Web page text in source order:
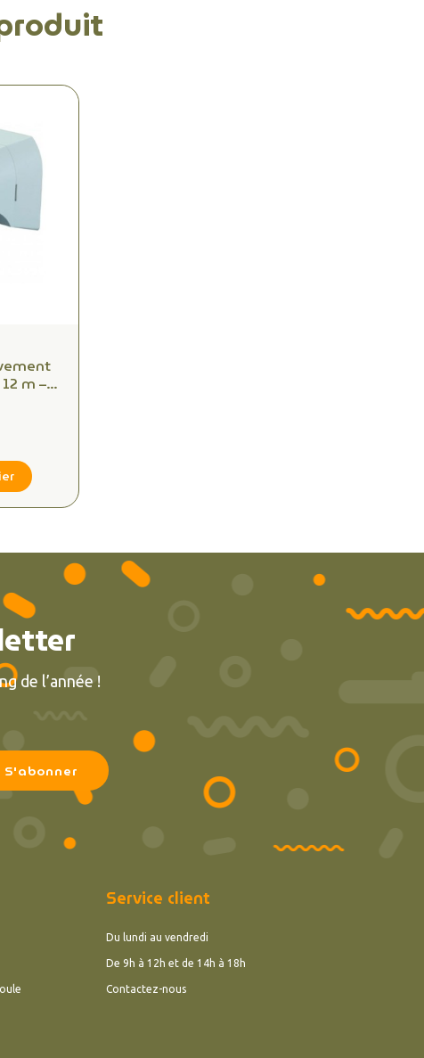
m –
de l’année !
Service client
Du lundi au vendredi
De 9h à 12h et de 14h à 18h
Contactez-nous